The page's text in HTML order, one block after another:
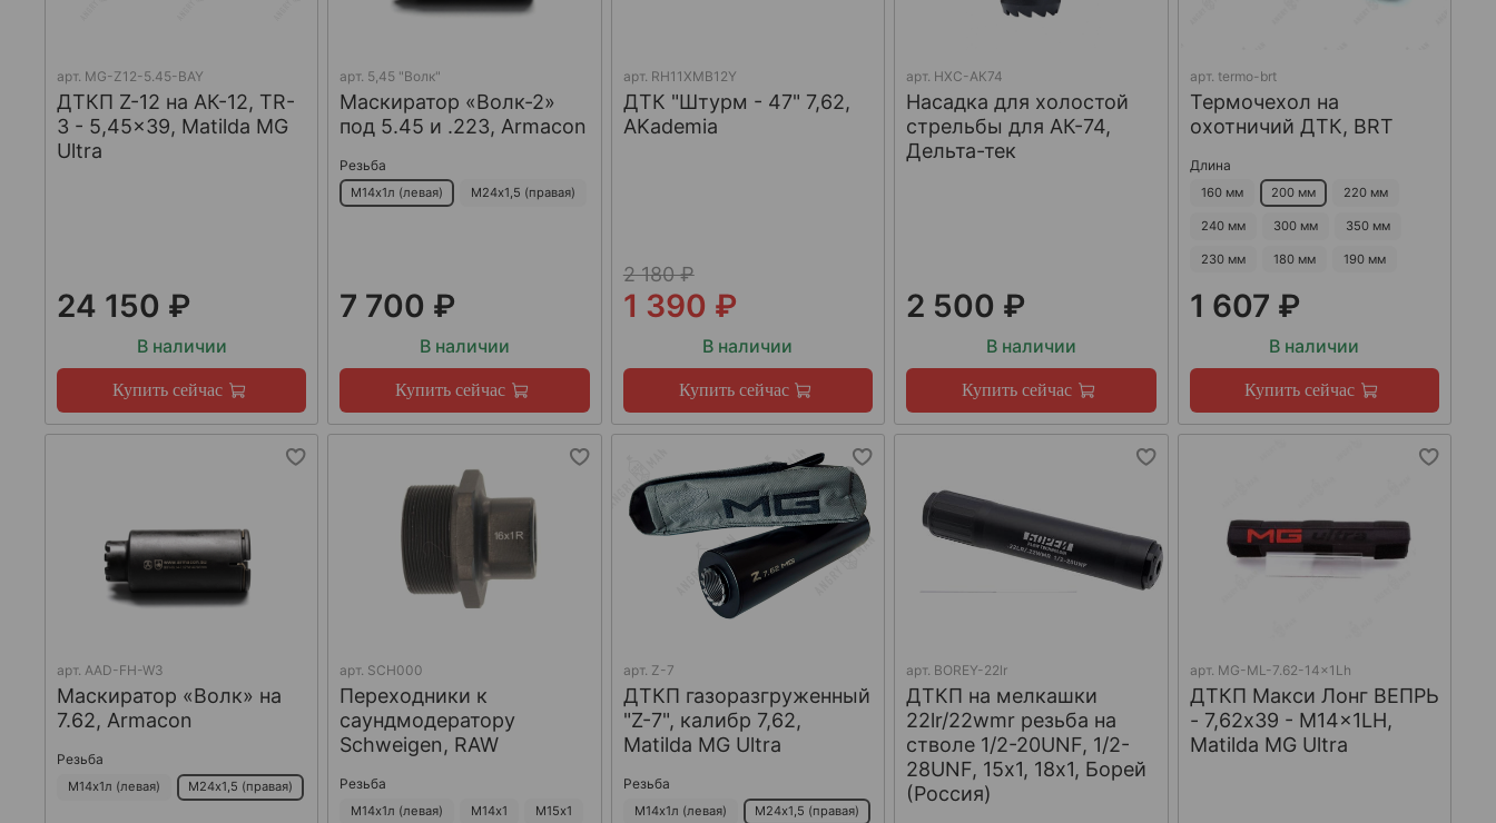
арт. MG-Z12-5.45-BAY
ДТКП Z-12 на АК-12, TR-
3 - 5,45x39, Matilda MG
Ultra
24 150 ₽
В наличии
Купить сейчас
арт. 5,45 "Волк"
Маскиратор «Волк-2»
под 5.45 и .223, Armacon
Резьба
М14х1л (левая) М24х1,5 (правая)
7 700 ₽
В наличии
Купить сейчас
арт. RH11XMB12Y
ДТК "Штурм - 47" 7,62,
AKademia
2 180 ₽
1 390 ₽
В наличии
Купить сейчас
арт. НХС-АК74
Насадка для холостой
стрельбы для АК-74,
Дельта-тек
2 500 ₽
В наличии
Купить сейчас
арт. termo-brt
Термочехол на
охотничий ДТК, BRT
Длина
160 мм 200 мм 220 мм
240 мм 300 мм 350 мм
230 мм 180 мм 190 мм
1 607 ₽
В наличии
Купить сейчас
арт. AAD-FH-W3
Маскиратор «Волк» на
7.62, Armacon
Резьба
М14х1л (левая) М24х1,5 (правая)
арт. SCH000
Переходники к
саундмодератору
Schweigen, RAW
Резьба
М14х1л (левая) М14х1 М15х1
арт. Z-7
ДТКП газоразгруженный
"Z-7", калибр 7,62,
Matilda MG Ultra
Резьба
М14х1л (левая) М24х1,5 (правая)
арт. BOREY-22lr
ДТКП на мелкашки
22lr/22wmr резьба на
стволе 1/2-20UNF, 1/2-
28UNF, 15х1, 18х1, Борей
(Россия)
арт. MG-ML-7.62-14x1Lh
ДТКП Макси Лонг ВЕПРЬ
- 7,62x39 - M14x1LH,
Matilda MG Ultra